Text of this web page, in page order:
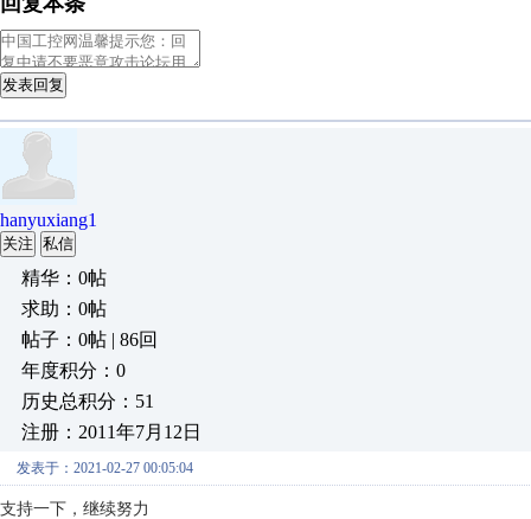
发表回复
hanyuxiang1
关注 私信
精华：0帖
求助：0帖
帖子：0帖 | 86回
年度积分：0
历史总积分：51
注册：2011年7月12日
发表于：2021-02-27 00:05:04
支持一下，继续努力